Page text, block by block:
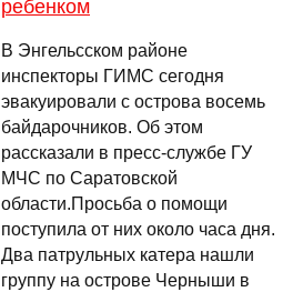
ребенком
В Энгельсском районе
инспекторы ГИМС сегодня
эвакуировали с острова восемь
байдарочников. Об этом
рассказали в пресс-службе ГУ
МЧС по Саратовской
области.Просьба о помощи
поступила от них около часа дня.
Два патрульных катера нашли
группу на острове Черныши в